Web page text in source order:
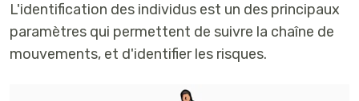
L'identification des individus est un des principaux
paramètres qui permettent de suivre la chaîne de
mouvements, et d'identifier les risques.